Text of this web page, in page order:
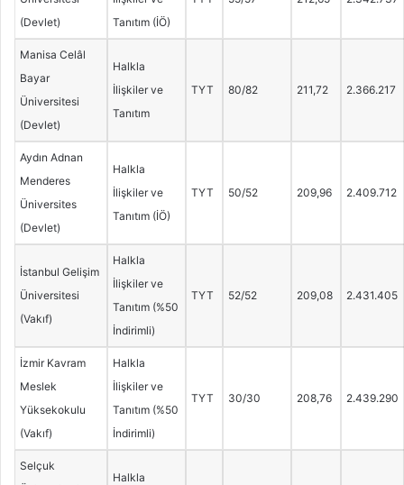
(Devlet)
Tanıtım (İÖ)
Manisa Celâl
Bayar
Üniversitesi
(Devlet)
Halkla
İlişkiler ve
Tanıtım
TYT 80/82 211,72 2.366.217
Aydın Adnan
Menderes
Üniversites
(Devlet)
Halkla
İlişkiler ve
Tanıtım (İÖ)
TYT 50/52 209,96 2.409.712
İstanbul Gelişim
Üniversitesi
(Vakıf)
Halkla
İlişkiler ve
Tanıtım (%50
İndirimli)
TYT 52/52 209,08 2.431.405
İzmir Kavram
Meslek
Yüksekokulu
(Vakıf)
Halkla
İlişkiler ve
Tanıtım (%50
İndirimli)
TYT 30/30 208,76 2.439.290
Selçuk
Halkla